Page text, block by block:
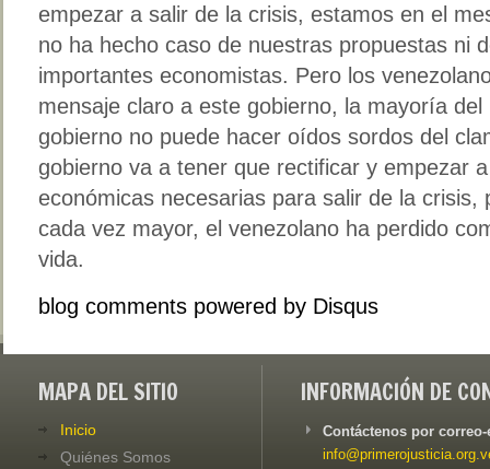
empezar a salir de la crisis, estamos en el
no ha hecho caso de nuestras propuestas ni
importantes economistas. Pero los
mensaje claro a este gobierno, la mayoría
gobierno no puede hacer oídos sordos del
gobierno va a tener que rectificar y empezar
económicas necesarias para salir de la crisis,
cada vez mayor, el venezolano ha perdido
vida.
blog comments powered by Disqus
MAPA DEL SITIO
Inicio
Quiénes Somos
INFORMACIÓN DE
Contáctenos por